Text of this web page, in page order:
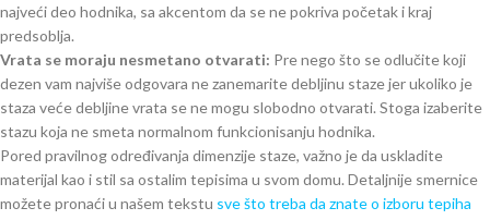
najveći deo hodnika, sa akcentom da se ne pokriva početak i kraj
predsoblja.
Vrata se moraju nesmetano otvarati: Pre nego što se odlučite koji
dezen vam najviše odgovara ne zanemarite debljinu staze jer ukoliko je
staza veće debljine vrata se ne mogu slobodno otvarati. Stoga izaberite
stazu koja ne smeta normalnom funkcionisanju hodnika.
Pored pravilnog određivanja dimenzije staze, važno je da uskladite
materijal kao i stil sa ostalim tepisima u svom domu. Detaljnije smernice
možete pronaći u našem tekstu sve što treba da znate o izboru tepiha